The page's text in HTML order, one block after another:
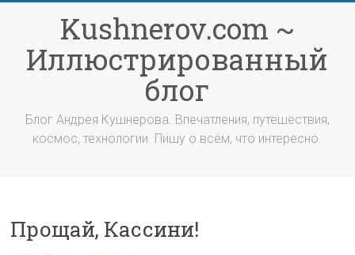
содержимомуKushnerov.com ~
Иллюстрированный
блог
Блог Андрея Кушнерова. Впечатления, путешествия,
космос, технологии. Пишу о всём, что интересно.
Прощай, Кассини!